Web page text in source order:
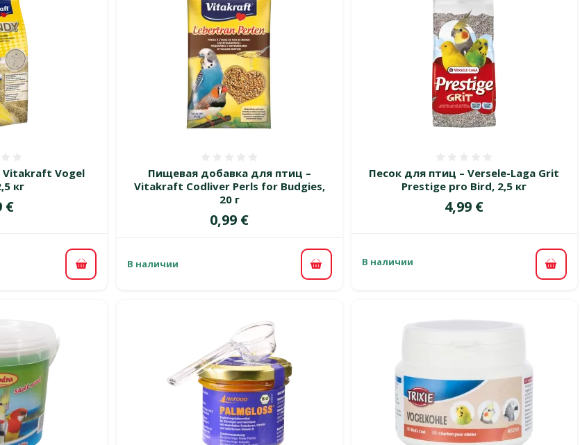
Vitakraft Vogel
кг
€
В корзину
Пищевая добавка для птиц –
Vitakraft Codliver Perls for Budgies,
20 г
Цена
0,99 €
В наличии В корзину
Песок для птиц – Versele-Laga Grit
Prestige pro Bird, 2,5 кг
Цена
4,99 €
В наличии
В